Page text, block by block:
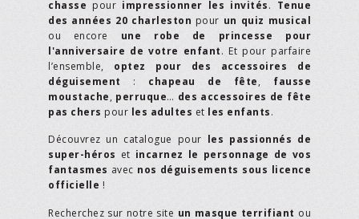
chasse pour impressionner les invités. Tenue
des années 20 charleston pour un quiz musical
ou encore une robe de princesse pour
l'anniversaire de votre enfant. Et pour parfaire
l’ensemble, optez pour des accessoires de
déguisement : chapeau de fête, fausse
moustache, perruque… des accessoires de fête
pas chers pour les adultes et les enfants.
Découvrez un catalogue pour les passionnés de
super-héros et incarnez le personnage de vos
fantasmes avec nos déguisements sous licence
officielle !
Recherchez sur notre site un masque terrifiant ou